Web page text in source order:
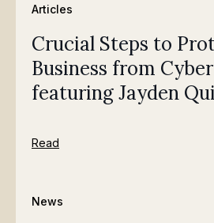
Articles
Crucial Steps to
Business from
featuring Jayden
Read
News